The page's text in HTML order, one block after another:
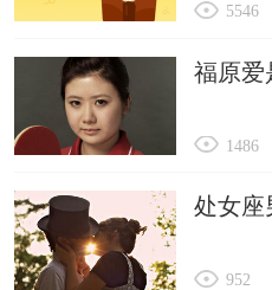
5546
福原爱
1486
处女座
952